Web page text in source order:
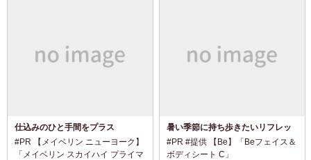
仕込みのひと手間をプラス
#PR 【メイベリン ニューヨーク】
「メイベリン スカイハイ プライマ
暑い季節に持ち歩きたいリフレッ
シュシート
#PR #提供 【Be】「Beフェイス＆
ボディシート C」